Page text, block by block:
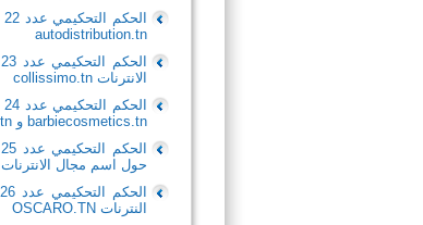
autodistribution.tn
الانترنات collissimo.tn
barbiecosmetics.tn و barbie.tn
حول اسم مجال الانترنات gpstomtom.tn
النترنات OSCARO.TN